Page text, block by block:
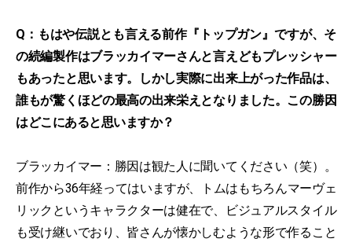
Q：もはや伝説とも言える前作『トップガン』ですが、そ
の続編製作はブラッカイマーさんと言えどもプレッシャー
もあったと思います。しかし実際に出来上がった作品は、
誰もが驚くほどの最高の出来栄えとなりました。この勝因
はどこにあると思いますか？
ブラッカイマー：勝因は観た人に聞いてください（笑）。
前作から36年経ってはいますが、トムはもちろんマーヴェ
リックというキャラクターは健在で、ビジュアルスタイル
も受け継いでおり、皆さんが懐かしむような形で作ること